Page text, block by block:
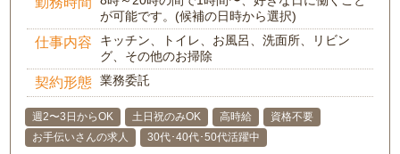
が可能です。(候補の日時から選択)
仕事内容
キッチン、トイレ、お風呂、洗面所、リビン
グ、その他のお掃除
契約形態 業務委託
週2〜3日からOK 土日祝のみOK 高時給
資格不要
お手伝いさんの求人
30代･40代･50代活躍中